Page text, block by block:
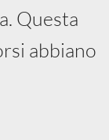
Questa
abbiano